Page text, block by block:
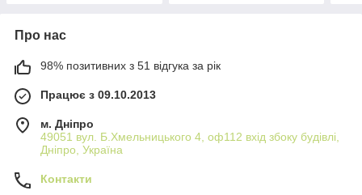
Про нас
98% позитивних з 51 відгука за рік
Працює з 09.10.2013
м. Дніпро
49051 вул. Б.Хмельницького 4, оф112 вхід збоку будівлі,
Дніпро, Україна
Контакти